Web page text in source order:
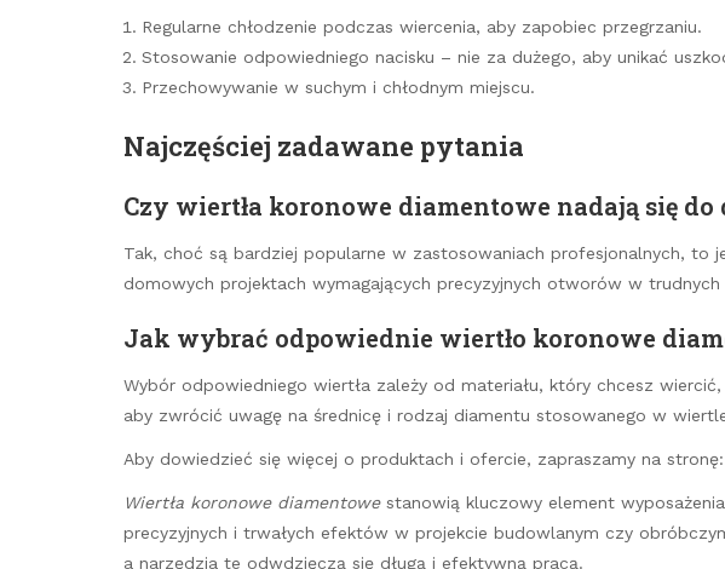
Regularne chłodzenie podczas wiercenia, aby zapobiec przegrzaniu.
Stosowanie odpowiedniego nacisku – nie za dużego, aby unikać
Przechowywanie w suchym i chłodnym miejscu.
Najczęściej zadawane pytania
Czy wiertła koronowe diamentowe nadają się
Tak, choć są bardziej popularne w zastosowaniach profesjonalnych, to
domowych projektach wymagających precyzyjnych otworów w trudnych
Jak wybrać odpowiednie wiertło koronowe
Wybór odpowiedniego wiertła zależy od materiału, który chcesz
aby zwrócić uwagę na średnicę i rodzaj diamentu stosowanego w
Aby dowiedzieć się więcej o produktach i ofercie, zapraszamy na stronę:
Wiertła koronowe diamentowestanowią kluczowy element
precyzyjnych i trwałych efektów w projekcie budowlanym czy
a narzędzia te odwdzięczą się długą i efektywną pracą.